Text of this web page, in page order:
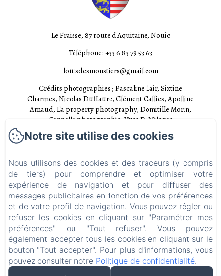
Le Fraisse, 87 route d'Aquitaine, Nouic
Téléphone: +33 6 83 79 53 63
louisdesmonstiers@gmail.com
Crédits photographies ; Pascaline Lair, Sixtine
Charmes, Nicolas Duffaure, Clément Callies, Apolline
Arnaud, Ea property photography, Domitille Morin,
Cannelle photographie, Yves D. Milonas
Chambres
Expériences
Visites
EN
FR
Notre site utilise des cookies
Nous utilisons des cookies et des traceurs (y compris
de tiers) pour comprendre et optimiser votre
expérience de navigation et pour diffuser des
messages publicitaires en fonction de vos préférences
et de votre profil de navigation. Vous pouvez régler ou
refuser les cookies en cliquant sur "Paramétrer mes
préférences" ou "Tout refuser". Vous pouvez
également accepter tous les cookies en cliquant sur le
bouton "Tout accepter". Pour plus d'informations, vous
pouvez consulter notre Politique de confidentialité.